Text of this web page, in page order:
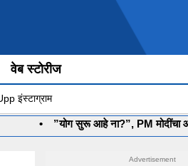
वेब स्टोरीज
इंस्टाग्राम
”योग सुरू आहे ना?”, PM मोदींचा ओमराजेंना